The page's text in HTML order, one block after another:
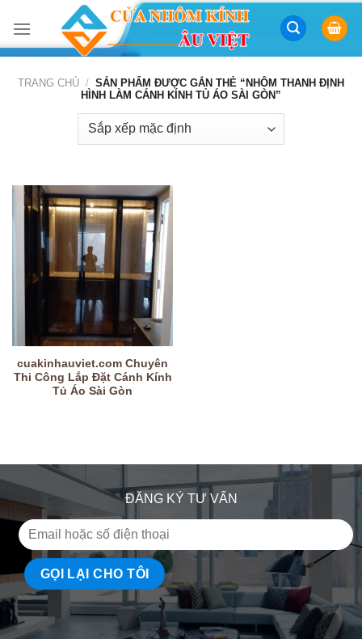
content
TRANG CHỦ / SẢN PHẨM ĐƯỢC GẮN THẺ “NHÔM THANH ĐỊNH
HÌNH LÀM CÁNH KÍNH TỦ ÁO SÀI GÒN”
cuakinhauviet.com Chuyên
Thi Công Lắp Đặt Cánh Kính
Tủ Áo Sài Gòn
ĐĂNG KÝ TƯ VẤN